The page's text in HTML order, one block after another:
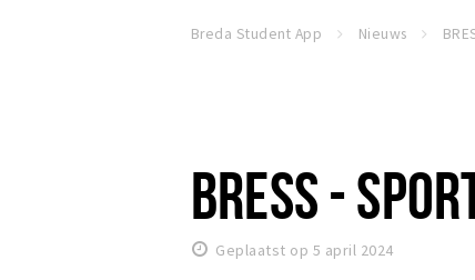
Breda Student App Nieuws
BRESS -
Geplaatst op 5 april 2024